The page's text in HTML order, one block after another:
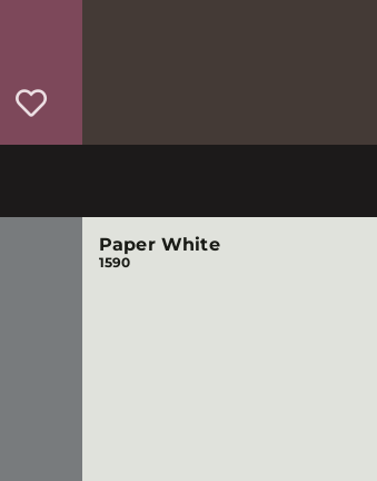
Paper White
1590